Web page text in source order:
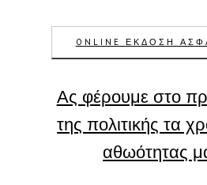
ONLINE ΕΚΔΟΣΗ
Ας φέρουμε στο
της πολιτικής τα
αθωότητας